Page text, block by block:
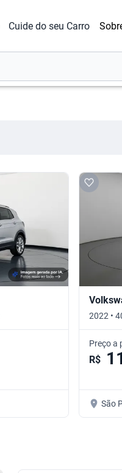
Cuide do seu Carro
2022 •
Preço a
R$
São